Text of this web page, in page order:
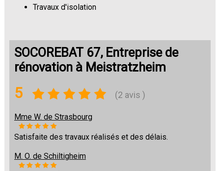
Travaux d'isolation
SOCOREBAT 67, Entreprise de
rénovation à Meistratzheim
5 (2 avis )
Mme W. de Strasbourg
Satisfaite des travaux réalisés et des délais.
M. O. de Schiltigheim